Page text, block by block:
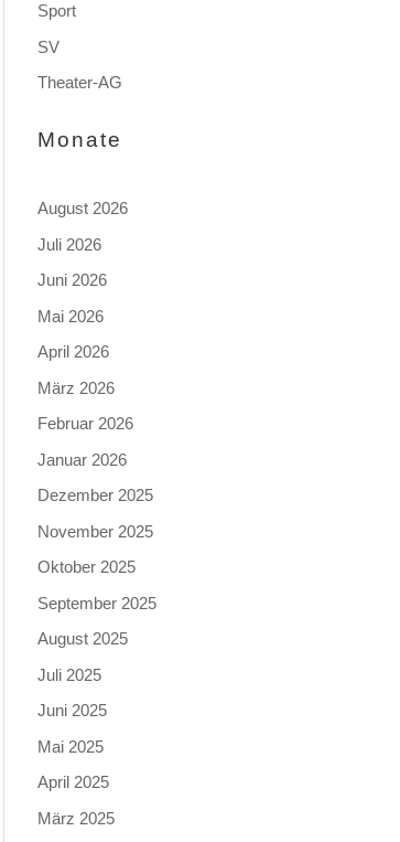
Sport
SV
Theater-AG
Monate
August 2026
Juli 2026
Juni 2026
Mai 2026
April 2026
März 2026
Februar 2026
Januar 2026
Dezember 2025
November 2025
Oktober 2025
September 2025
August 2025
Juli 2025
Juni 2025
Mai 2025
April 2025
März 2025